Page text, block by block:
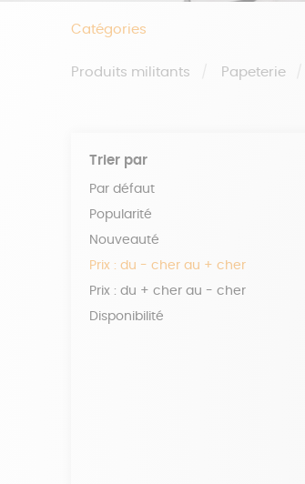
Catégories
Produits militants Papeterie
Trier par
Par défaut
Popularité
Nouveauté
Prix : du - cher au + cher
Prix : du + cher au - cher
Disponibilité